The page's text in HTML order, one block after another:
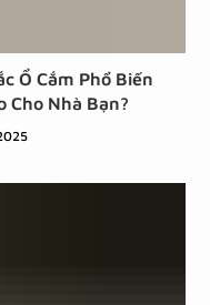
Ổ Cắm Phổ Biến
Cho Nhà Bạn?